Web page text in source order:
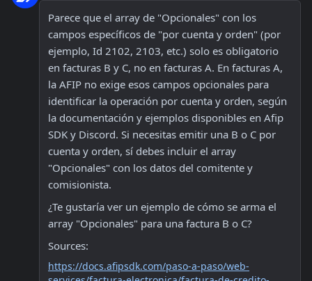
Parece que el array de "Opcionales" con los
campos específicos de "por cuenta y orden" (por
ejemplo, Id 2102, 2103, etc.) solo es obligatorio
en facturas B y C, no en facturas A. En facturas A,
la AFIP no exige esos campos opcionales para
identificar la operación por cuenta y orden, según
la documentación y ejemplos disponibles en Afip
SDK y Discord. Si necesitas emitir una B o C por
cuenta y orden, sí debes incluir el array
"Opcionales" con los datos del comitente y
comisionista.
¿Te gustaría ver un ejemplo de cómo se arma el
array "Opcionales" para una factura B o C?
Sources:
https://docs.afipsdk.com/paso-a-paso/web-